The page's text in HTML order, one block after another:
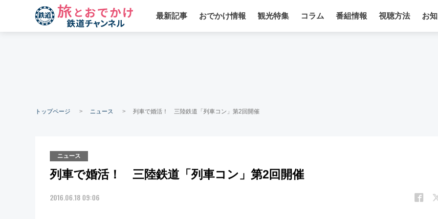
最新記事 おでかけ情報 観光特集 コラム 番組情報 視聴方法 お
トップページ ニュース 列車で婚活！ 三陸鉄道「列車コン」第2回開催
ニュース
列車で婚活！ 三陸鉄道「列車コン」第2回開催
2016.06.18 09:06